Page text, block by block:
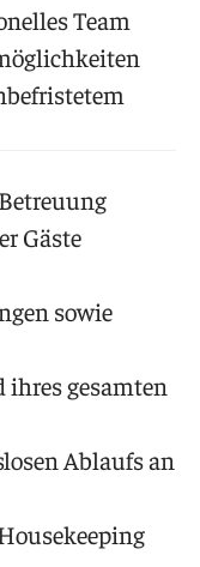
Team
Gäste
sowie
gesamten
Ablaufs an